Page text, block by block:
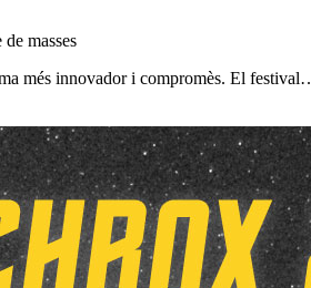
masses
més innovador i compromès. El